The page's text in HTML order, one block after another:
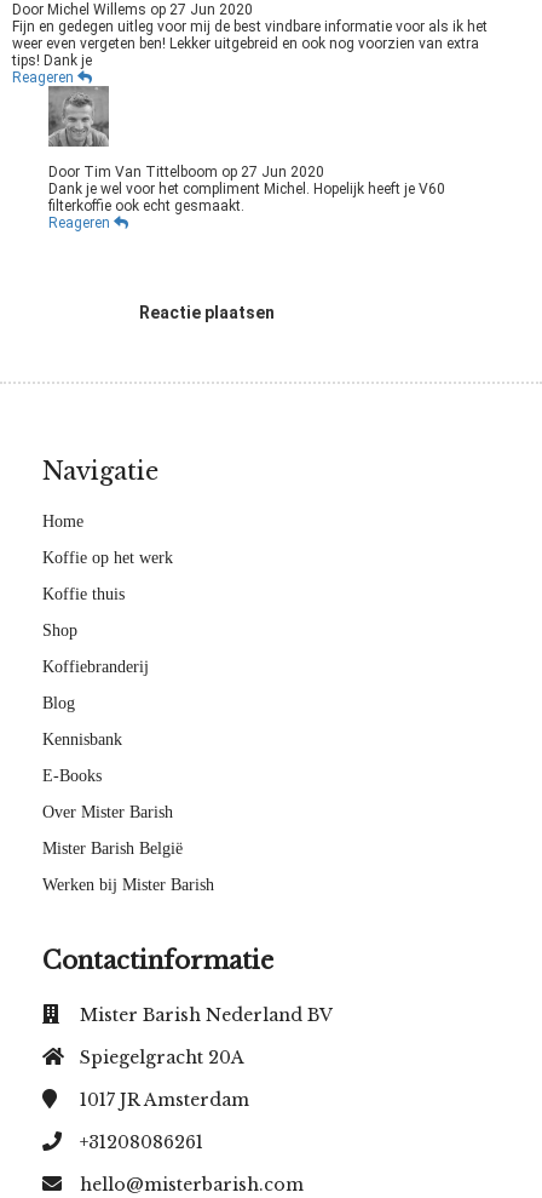
Door Michel Willems op 27 Jun 2020
Fijn en gedegen uitleg voor mij de best vindbare informatie voor als ik het
weer even vergeten ben! Lekker uitgebreid en ook nog voorzien van extra
tips! Dank je
Reageren
Door Tim Van Tittelboom op 27 Jun 2020
Dank je wel voor het compliment Michel. Hopelijk heeft je V60
filterkoffie ook echt gesmaakt.
Reageren
Reactie plaatsen
Navigatie
Home
Koffie op het werk
Koffie thuis
Shop
Koffiebranderij
Blog
Kennisbank
E-Books
Over Mister Barish
Mister Barish België
Werken bij Mister Barish
Contactinformatie
Mister Barish Nederland BV
Spiegelgracht 20A
1017 JRAmsterdam
+31208086261
hello@misterbarish.com